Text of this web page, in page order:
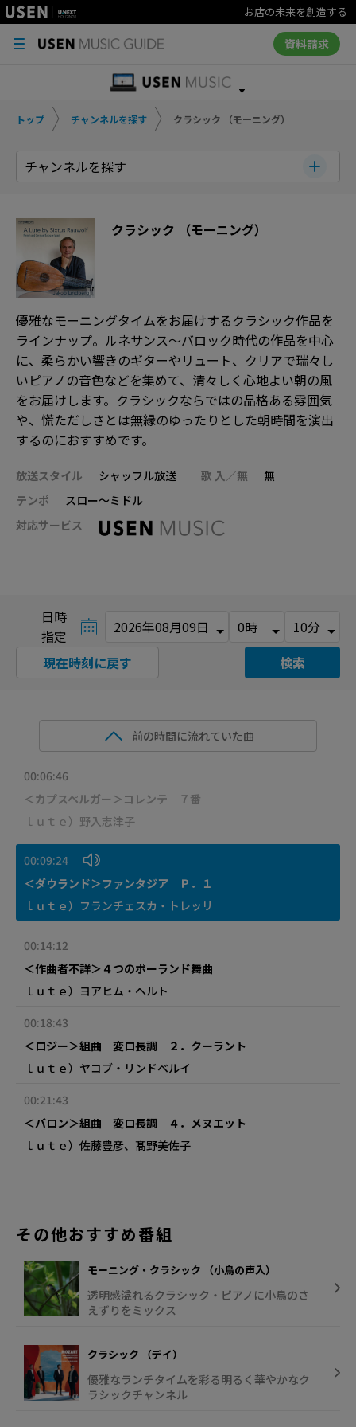
お店の未来を創造する
資料請求
トップ チャンネルを探す クラシック （モーニング）
チャンネルを探す
クラシック （モーニング）
優雅なモーニングタイムをお届けするクラシック作品を
ラインナップ。ルネサンス～バロック時代の作品を中心
に、柔らかい響きのギターやリュート、クリアで瑞々し
いピアノの音色などを集めて、清々しく心地よい朝の風
をお届けします。クラシックならではの品格ある雰囲気
や、慌ただしさとは無縁のゆったりとした朝時間を演出
するのにおすすめです。
放送スタイル シャッフル放送 歌 入／無
無
テンポ
スロー～ミドル
対応サービス
日時
指定
検索
現在時刻に戻す
前の時間に流れていた曲
00:06:46
＜カプスペルガー＞コレンテ ７番
ｌｕｔｅ）野入志津子
00:09:24
＜ダウランド＞ファンタジア Ｐ．１
ｌｕｔｅ）フランチェスカ・トレッリ
00:14:12
＜作曲者不詳＞４つのポーランド舞曲
ｌｕｔｅ）ヨアヒム・ヘルト
00:18:43
＜ロジー＞組曲 変ロ長調 ２．クーラント
ｌｕｔｅ）ヤコブ・リンドベルイ
00:21:43
＜バロン＞組曲 変ロ長調 ４．メヌエット
ｌｕｔｅ）佐藤豊彦、髙野美佐子
その他おすすめ番組
モーニング・クラシック （小鳥の声入）
透明感溢れるクラシック・ピアノに小鳥のさ
えずりをミックス
クラシック （デイ）
優雅なランチタイムを彩る明るく華やかなク
ラシックチャンネル